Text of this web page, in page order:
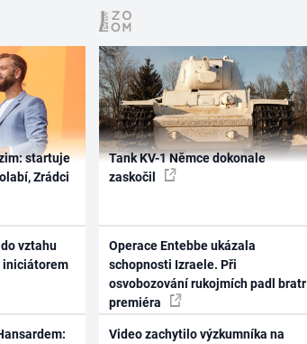
startuje
Zrádci
vztahu
iniciátorem
Tank KV-1 Němce dokonale
zaskočil
Operace Entebbe ukázala
schopnosti Izraele. Při
osvobozování rukojmích padl bratr
premiéra
Video zachytilo výzkumníka na